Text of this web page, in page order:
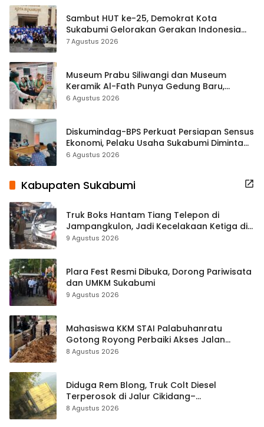
Sambut HUT ke-25, Demokrat Kota
Sukabumi Gelorakan Gerakan Indonesia
ASRI Lewat Aksi Bersih Masjid Agung
7 Agustus 2026
Museum Prabu Siliwangi dan Museum
Keramik Al-Fath Punya Gedung Baru,
Hampir 500 Koleksi Dipisahkan
6 Agustus 2026
Diskumindag-BPS Perkuat Persiapan Sensus
Ekonomi, Pelaku Usaha Sukabumi Diminta
Terbuka Beri Data
6 Agustus 2026
Kabupaten Sukabumi
Truk Boks Hantam Tiang Telepon di
Jampangkulon, Jadi Kecelakaan Ketiga di
Titik yang Sama
9 Agustus 2026
Plara Fest Resmi Dibuka, Dorong Pariwisata
dan UMKM Sukabumi
9 Agustus 2026
Mahasiswa KKM STAI Palabuhanratu
Gotong Royong Perbaiki Akses Jalan
Majelis Ta’lim di Sagaranten
8 Agustus 2026
Diduga Rem Blong, Truk Colt Diesel
Terperosok di Jalur Cikidang–
Palabuhanratu
8 Agustus 2026